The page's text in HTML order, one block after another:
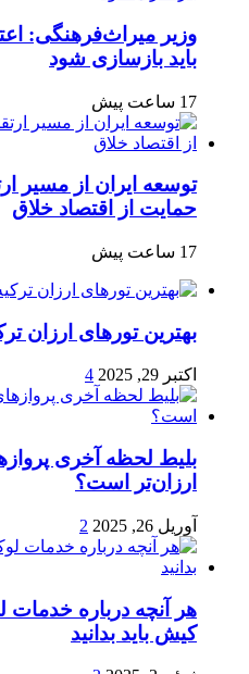
وزیر میراث‌فرهنگی:
باید بازسازی شود
17 ساعت پیش
توسعه ایران از مسیر
حمایت از اقتصاد خلاق
17 ساعت پیش
بهترین تورهای ارزان ترکیه
اکتبر 29, 2025 4
بلیط لحظه آخری
ارزان‌تر است؟
آوریل 26, 2025 2
کیش باید بدانید